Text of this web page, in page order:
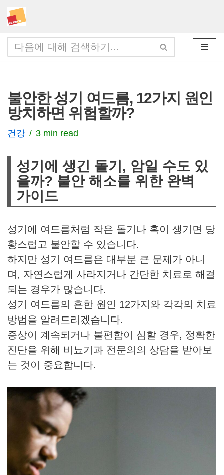
콘
텐
츠
건
너
뛰
기
불안한 성기 여드름, 12가지 원인
방치하면 위험할까?
건강 3 min read
성기에 생긴 돌기, 암일 수도 있
을까? 불안 해소를 위한 완벽
가이드
성기에 여드름처럼 작은 돌기나 혹이 생기면 당
황스럽고 불안할 수 있습니다.
하지만 성기 여드름은 대부분 큰 문제가 아니
며, 자연스럽게 사라지거나 간단한 치료로 해결
되는 경우가 많습니다.
성기 여드름의 흔한 원인 12가지와 각각의 치료
방법을 알려드리겠습니다.
증상이 계속되거나 불편함이 심할 경우, 정확한
진단을 위해 비뇨기과 전문의의 상담을 받아보
는 것이 중요합니다.